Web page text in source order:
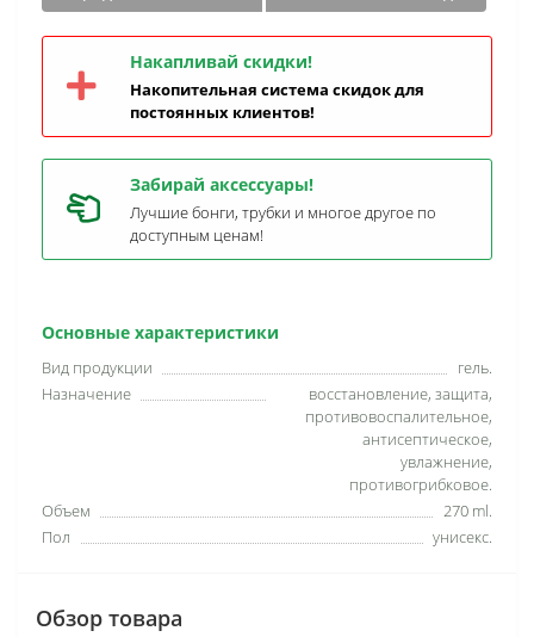
Основные характеристики
Вид продукции
гель.
Назначение
восстановление, защита,
противовоспалительное,
антисептическое,
увлажнение,
противогрибковое.
Объем
270 ml.
Пол
унисекс.
Накапливай скидки!
Накопительная система скидок для
постоянных клиентов!
Забирай аксессуары!
Лучшие бонги, трубки и многое другое по
доступным ценам!
Обзор товара